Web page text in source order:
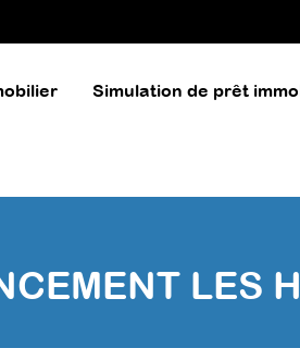
Simulation de prêt
LES